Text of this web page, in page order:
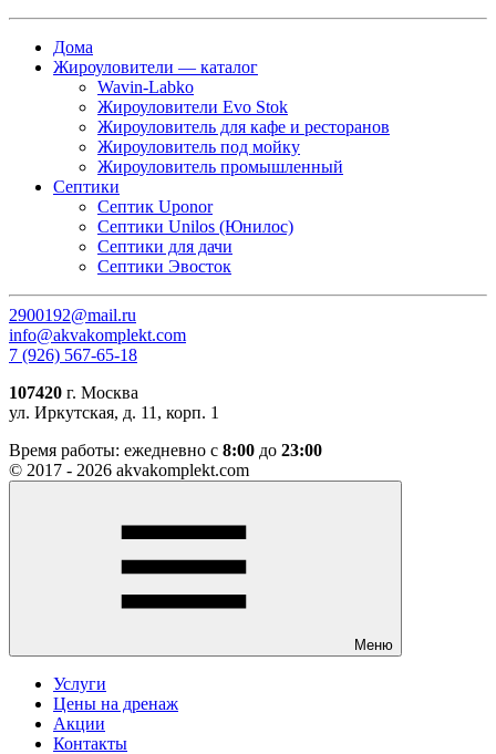
Дома
Жироуловители — каталог
Wavin-Labko
Жироуловители Evo Stok
Жироуловитель для кафе и ресторанов
Жироуловитель под мойку
Жироуловитель промышленный
Септики
Септик Uponor
Септики Unilos (Юнилос)
Септики для дачи
Септики Эвосток
2900192@mail.ru
info@akvakomplekt.com
7 (926) 567-65-18
107420 г. Москва
ул. Иркутская, д. 11, корп. 1
Время работы: ежедневно с 8:00 до 23:00
© 2017 - 2026 akvakomplekt.com
Меню
Услуги
Цены на дренаж
Акции
Контакты